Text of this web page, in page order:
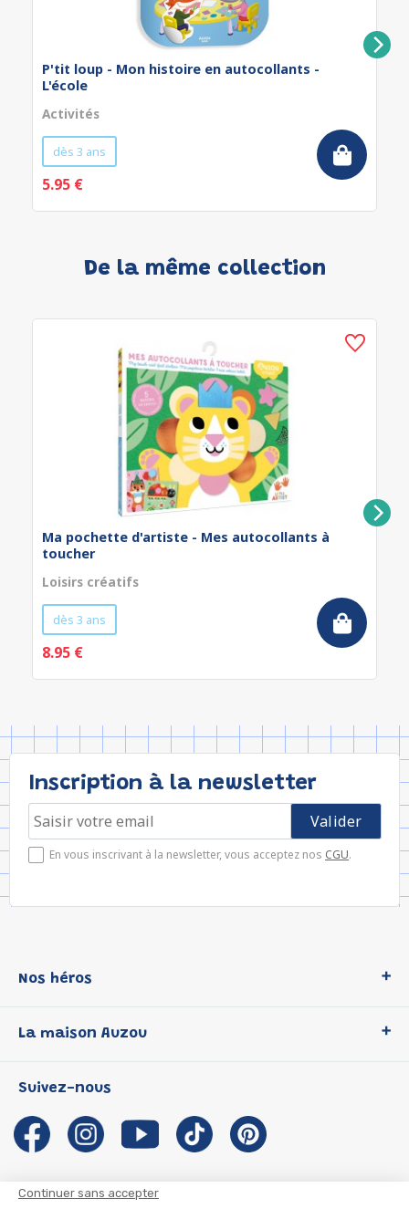
Continuer sans accepter
P'tit loup - Mon histoire en autocollants -
L'école
Activités
dès 3 ans
5.95 €
De la même collection
Ma pochette d'artiste - Mes autocollants à
toucher
Loisirs créatifs
dès 3 ans
8.95 €
Inscription à la newsletter
En vous inscrivant à la newsletter, vous acceptez nos CGU.
Nos héros
P'tit Loup
Les Influenceuses
Migali
Petite Taupe
La maison Auzou
Notre histoire
Auzou s'engage
Auteurs et illustrateurs Auzou
Suivez-nous